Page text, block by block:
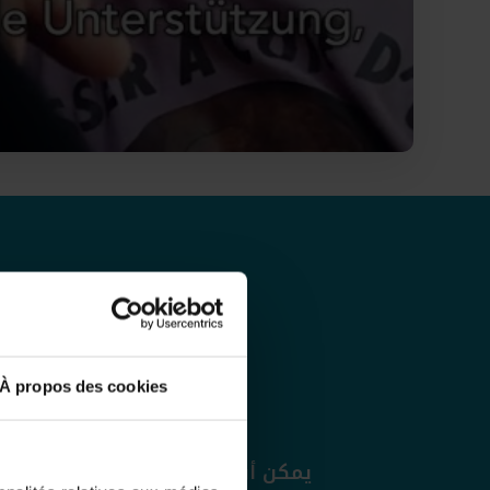
À propos des cookies
كن
يمكن أن يساهم تبرعك في شهر